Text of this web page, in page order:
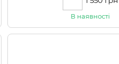
В наявності